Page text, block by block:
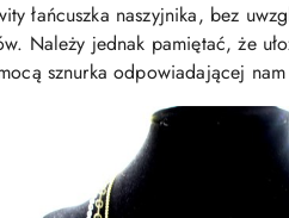
łańcuszka naszyjnika, bez
Należy jednak pamiętać, że
sznurka odpowiadającej nam